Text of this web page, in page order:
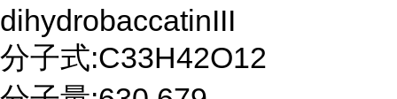
dihydrobaccatinIII
分子式:C33H42O12